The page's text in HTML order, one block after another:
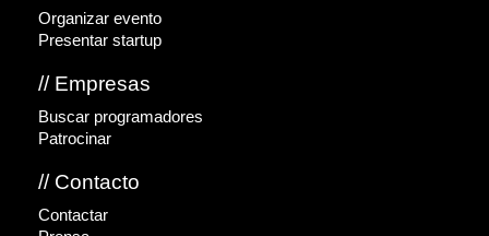
Organizar evento
Presentar startup
// Empresas
Buscar programadores
Patrocinar
// Contacto
Contactar